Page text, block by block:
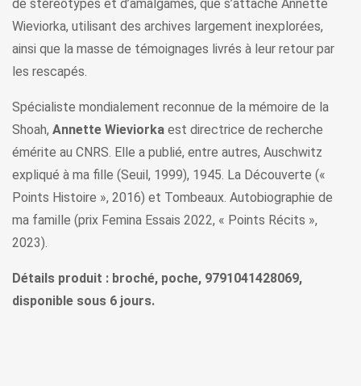
de stéréotypes et d’amalgames, que s’attache Annette
Wieviorka, utilisant des archives largement inexplorées,
ainsi que la masse de témoignages livrés à leur retour par
les rescapés.
Spécialiste mondialement reconnue de la mémoire de la
Shoah, Annette Wieviorka est directrice de recherche
émérite au CNRS. Elle a publié, entre autres, Auschwitz
expliqué à ma fille (Seuil, 1999), 1945. La Découverte («
Points Histoire », 2016) et Tombeaux. Autobiographie de
ma famille (prix Femina Essais 2022, « Points Récits »,
2023).
Détails produit : broché, poche, 9791041428069,
disponible sous 6 jours.